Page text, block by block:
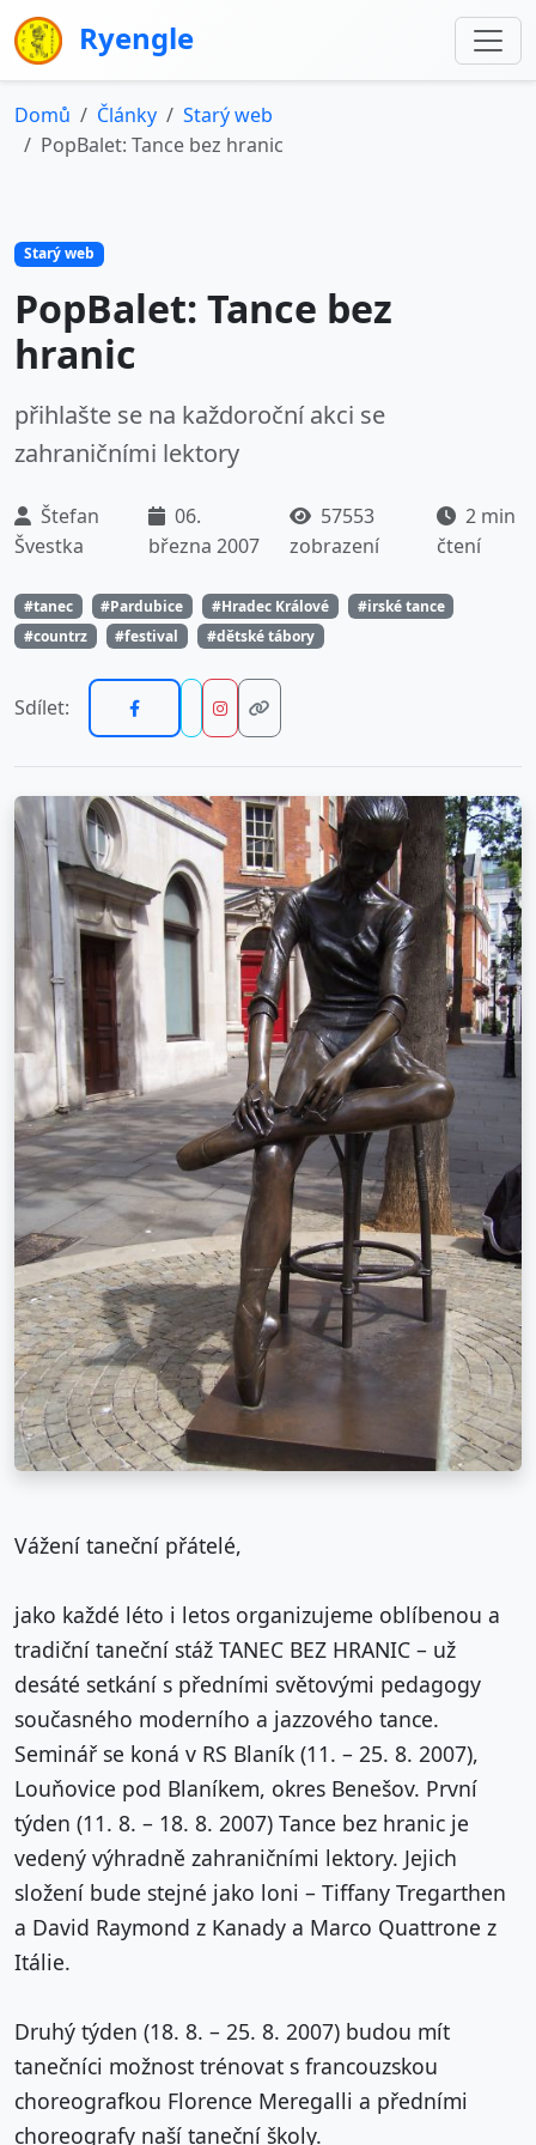
Ryengle
Domů Články
Starý web
PopBalet: Tance bez hranic
Starý web
PopBalet: Tance bez
hranic
přihlašte se na každoroční akci se
zahraničními lektory
Štefan
Švestka
06.
března 2007
57553
zobrazení
2 min
čtení
#tanec #Pardubice #Hradec Králové
#irské tance
#countrz
#festival #dětské tábory
Sdílet:
Vážení taneční přátelé,
jako každé léto i letos organizujeme oblíbenou a
tradiční taneční stáž TANEC BEZ HRANIC – už
desáté setkání s předními světovými pedagogy
současného moderního a jazzového tance.
Seminář se koná v RS Blaník (11. – 25. 8. 2007),
Louňovice pod Blaníkem, okres Benešov. První
týden (11. 8. – 18. 8. 2007) Tance bez hranic je
vedený výhradně zahraničními lektory. Jejich
složení bude stejné jako loni – Tiffany Tregarthen
a David Raymond z Kanady a Marco Quattrone z
Itálie.
Druhý týden (18. 8. – 25. 8. 2007) budou mít
tanečníci možnost trénovat s francouzskou
choreografkou Florence Meregalli a předními
choreografy naší taneční školy.